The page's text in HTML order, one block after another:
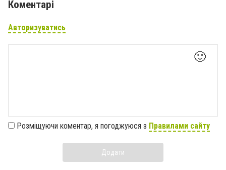
Коментарі
Авторизуватись
🙂
Розміщуючи коментар, я погоджуюся з Правилами сайту
Додати